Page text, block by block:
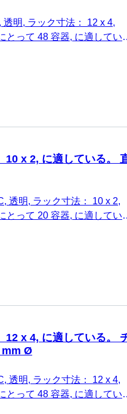
透明, ラック寸法： 12 x 4,
とって 48 容器, に適してい
72.699、72.735, 1 個/箱
10 x 2, に適している。
透明, ラック寸法： 10 x 2,
とって 20 容器, に適してい
1 個/箱
12 x 4, に適している。
mm Ø
透明, ラック寸法： 12 x 4,
とって 48 容器, に適してい
mm Ø, 1 個/箱